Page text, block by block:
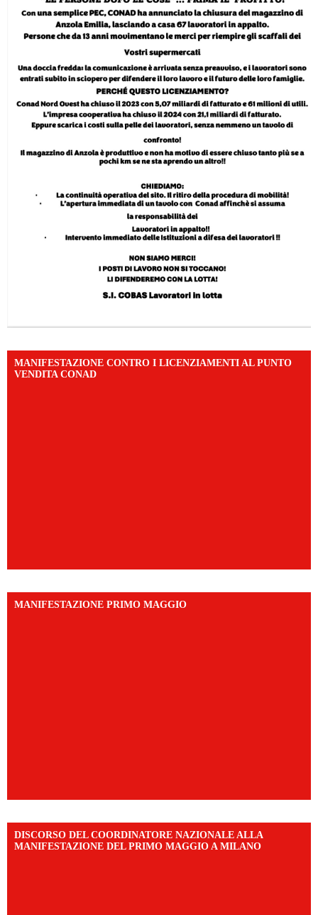
MANIFESTAZIONE CONTRO I LICENZIAMENTI AL PUNTO
VENDITA CONAD
MANIFESTAZIONE PRIMO MAGGIO
DISCORSO DEL COORDINATORE NAZIONALE ALLA
MANIFESTAZIONE DEL PRIMO MAGGIO A MILANO